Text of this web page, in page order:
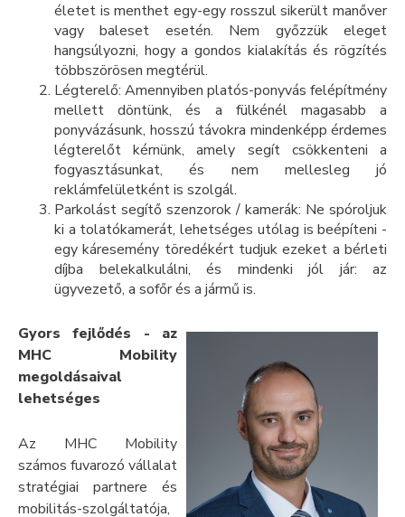
életet is menthet egy-egy rosszul sikerült manőver
vagy baleset esetén. Nem győzzük eleget
hangsúlyozni, hogy a gondos kialakítás és rögzítés
többszörösen megtérül.
Légterelő: Amennyiben platós-ponyvás felépítmény
mellett döntünk, és a fülkénél magasabb a
ponyvázásunk, hosszú távokra mindenképp érdemes
légterelőt kérnünk, amely segít csökkenteni a
fogyasztásunkat, és nem mellesleg jó
reklámfelületként is szolgál.
Parkolást segítő szenzorok / kamerák: Ne spóroljuk
ki a tolatókamerát, lehetséges utólag is beépíteni -
egy káresemény töredékért tudjuk ezeket a bérleti
díjba belekalkulálni, és mindenki jól jár: az
ügyvezető, a sofőr és a jármű is.
Gyors fejlődés - az
MHC Mobility
megoldásaival
lehetséges
Az MHC Mobility
számos fuvarozó vállalat
stratégiai partnere és
mobilitás-szolgáltatója,